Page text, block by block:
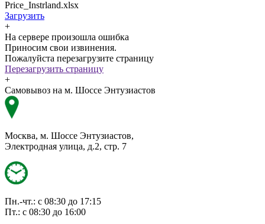
Price_Instrland.xlsx
Загрузить
+
На сервере произошла ошибка
Приносим свои извинения.
Пожалуйста перезагрузите страницу
Перезагрузить страницу
+
Самовывоз на м. Шоссе Энтузиастов
Москва, м. Шоссе Энтузиастов,
Электродная улица, д.2, стр. 7
Пн.-чт.: с 08:30 до 17:15
Пт.: с 08:30 до 16:00